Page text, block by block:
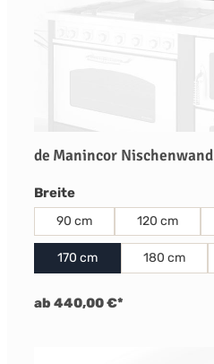
de Manincor Nischenwand
Breiteauswählen
90 cm 120 cm
170 cm 180 cm
ab 440,00 €*